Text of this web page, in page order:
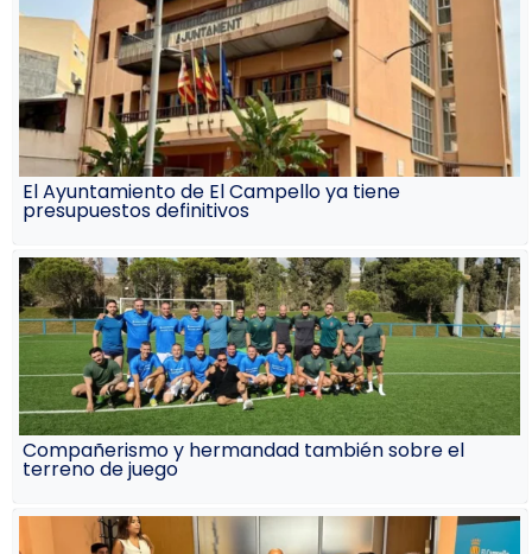
El Ayuntamiento de El Campello ya tiene
presupuestos definitivos
Compañerismo y hermandad también sobre el
terreno de juego